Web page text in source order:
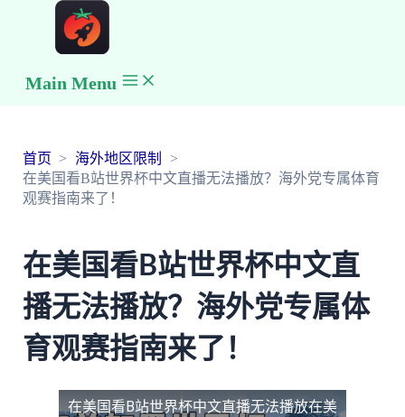
Main Menu
首页
海外地区限制
在美国看B站世界杯中文直播无法播放？海外党专属体育
观赛指南来了！
在美国看B站世界杯中文直
播无法播放？海外党专属体
育观赛指南来了！
在美国看B站世界杯中文直播无法播放在美